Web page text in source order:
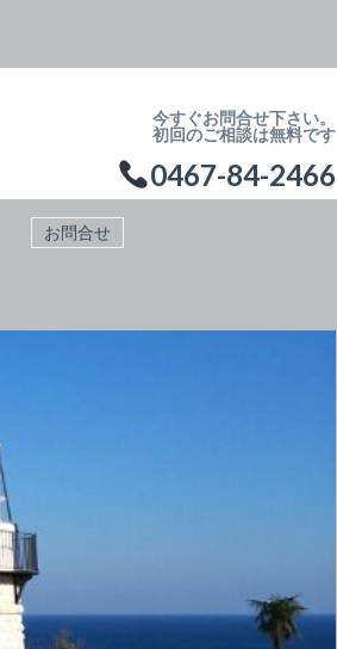
今すぐお問合せ下さい。
初回のご相談は無料です
0467-84-2466
お問合せ